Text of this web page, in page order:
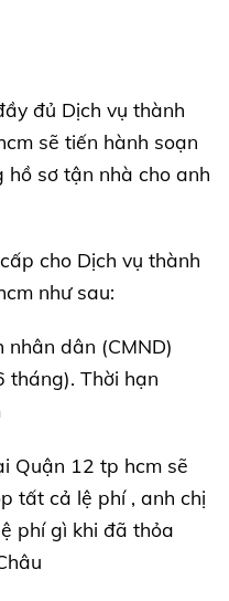
đủ Dịch vụ thành
sẽ tiến hành soạn
sơ tận nhà cho anh
cho Dịch vụ thành
như sau:
nhân dân (CMND)
tháng). Thời hạn
Quận 12 tp hcm sẽ
tất cả lệ phí , anh chị
phí gì khi đã thỏa